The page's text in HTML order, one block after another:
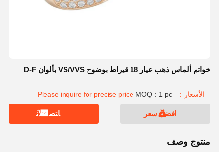
خواتم ألماس ذهب عيار 18 قيراط بوضوح VS/VVS بألوان D-F
الأسعار：Please inquire for precise price MOQ：1 pc
افضل سعر ﺎﺘﺼﻟ ﺍﻶﻧ
منتوج وصف